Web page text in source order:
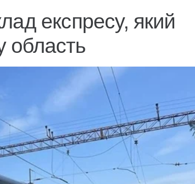
експресу, який
область